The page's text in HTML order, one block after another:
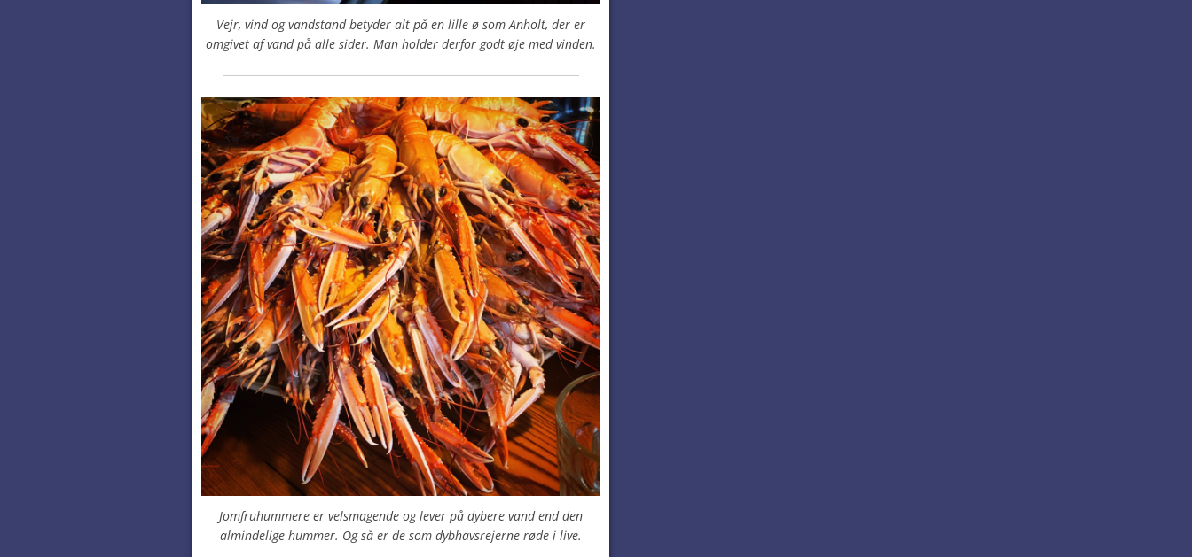
Vejr, vind og vandstand betyder alt på en lille ø som Anholt, der er
omgivet af vand på alle sider. Man holder derfor godt øje med vinden.
Jomfruhummere er velsmagende og lever på dybere vand end den
almindelige hummer. Og så er de som dybhavsrejerne røde i live.